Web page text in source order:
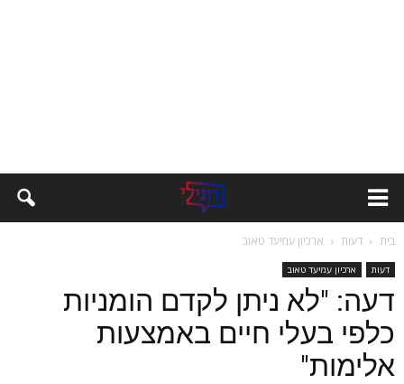
בית דעות ארכיון עמיעד טאוב
דעות ארכיון עמיעד טאוב
דעה: "לא ניתן לקדם הומניות
כלפי בעלי חיים באמצעות
אלימות"